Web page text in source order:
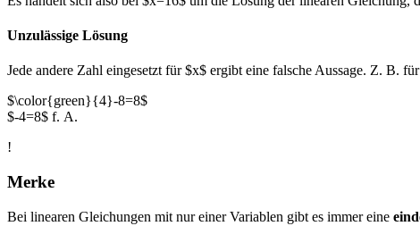
Unzulässige Lösung
Jede andere Zahl eingesetzt für $x$ ergibt eine falsche Aussage. Z. B.
$\color{green}{4}-8=8$
$-4=8$ f. A.
!
Merke
Bei linearen Gleichungen mit nur einer Variablen gibt es immer eine